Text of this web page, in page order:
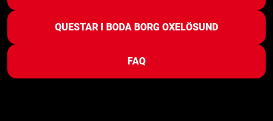
QUESTAR I BODA BORG OXELÖSUND
FAQ